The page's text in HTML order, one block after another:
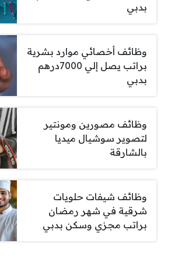
بدبي
وظائف أخصائي موارد بشرية
براتب يصل إلي 7000درهم
بدبي
وظائف مصورين ومونتير
لتصوير سوشيال ميديا
بالشارقة
وظائف شيفات حلويات
شرقية في شهر رمضان
براتب مجزي وسكن بدبي